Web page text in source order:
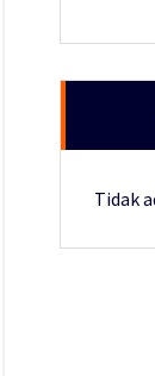
Tidak